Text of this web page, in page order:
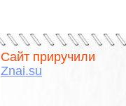
Сайт приручили
Znai.su